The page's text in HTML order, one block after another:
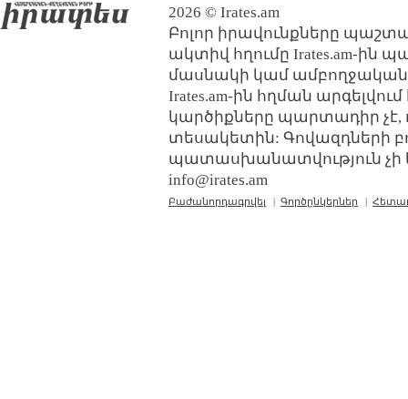
2026 © Irates.am
Բոլոր իրավունքները
ակտիվ հղումը Irates.am-ին
մասնակի կամ ամբողջական
Irates.am-ին հղման
կարծիքները պարտադիր չէ,
տեսակետին: Գովազդների
պատասխանատվություն չի
info@irates.am
Բաժանորդագրվել | Գործընկերներ |